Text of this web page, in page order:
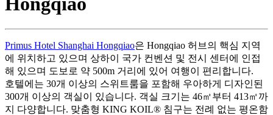
Primus Hotel Shanghai Hongqiao은 Hongqiao 허브의 핵심 지역
에 위치하고 있으며 상하이 국가 컨벤션 및 전시 센터에 인접
해 있으며 도보로 약 500m 거리에 있어 여행이 편리합니다.
호텔에는 30개 이상의 스위트룸을 포함해 우아하게 디자인된
300개 이상의 객실이 있습니다. 객실 크기는 46㎡부터 413㎡까
지 다양합니다. 맞춤형 KING KOIL® 침구는 전례 없는 평온함